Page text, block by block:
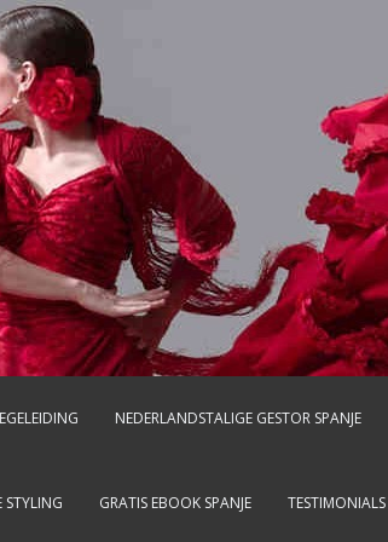
NEDERLANDSTALIGE GESTOR SPANJE
STYLING GRATIS EBOOK SPANJE TESTIMONIALS